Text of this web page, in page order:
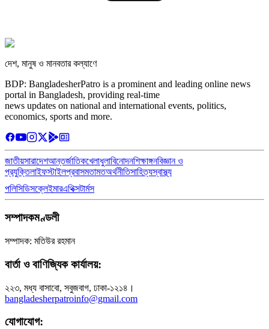
দেশ, মানুষ ও মানবতার কল্যাণে
BDP: BangladesherPatro is a prominent and leading online news
portal in Bangladesh, providing real-time
news updates on national and international events, politics,
economics, sports and more.
জাতীয়সারাদেশআন্তর্জাতিকখেলাধুলাবিনোদনশিক্ষাঙ্গনবিজ্ঞান ও
প্রযুক্তিলাইফস্টাইলপ্রবাসমতামতঅর্থনীতিসাহিত্যস্বাস্থ্য
পলিসিডিসক্লেইমারএথিক্সটার্মস
সম্পাদকমণ্ডলী
সম্পাদক: মতিউর রহমান
বার্তা ও বাণিজ্যিক কার্যালয়:
২২৩, মধ্য বাসাবো, সবুজবাগ, ঢাকা-১২১৪।
bangladesherpatroinfo@gmail.com
যোগাযোগ: